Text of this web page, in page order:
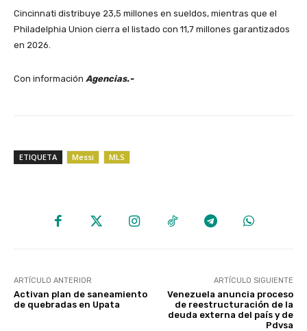
Cincinnati distribuye 23,5 millones en sueldos, mientras que el
Philadelphia Union cierra el listado con 11,7 millones garantizados
en 2026.
Con información Agencias.-
ETIQUETA Messi MLS
ARTÍCULO ANTERIOR
Activan plan de saneamiento
de quebradas en Upata
ARTÍCULO SIGUIENTE
Venezuela anuncia proceso
de reestructuración de la
deuda externa del país y de
Pdvsa